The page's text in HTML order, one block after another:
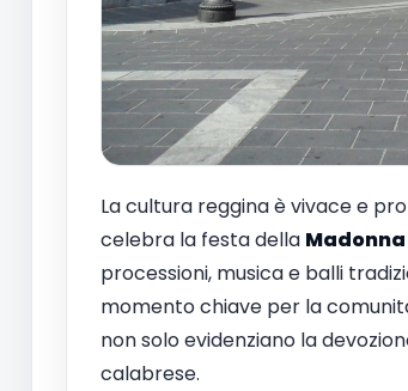
La cultura reggina è vivace e
celebra la festa della
processioni, musica e balli
momento chiave per la
non solo evidenziano la
calabrese.